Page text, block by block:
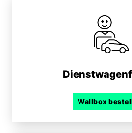
Wallbox